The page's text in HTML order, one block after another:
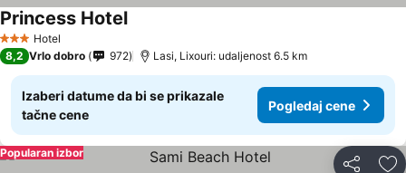
3 Zvezdice
Hotel
Princess Hotel
8,2 Vrlo dobro 972 Lasi, Lixouri: udaljenost 6.5 km
Izaberi datume da bi se prikazale
tačne cene
Pogledaj cene
Popularan izbor